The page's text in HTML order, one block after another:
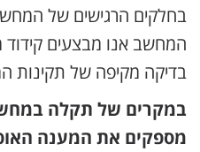
בחלקים הרגישים של
המחשב אנו מבצעים קידוד
בדיקה מקיפה של תקינות
מספקים את המענה